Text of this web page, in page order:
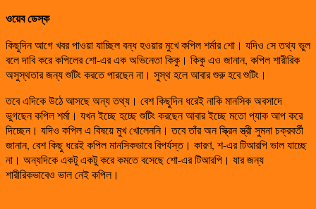
ওয়েব ডেস্ক
কিছুদিন আগে খবর পাওয়া যাচ্ছিল বন্ধ হওয়ার মুখে কপিল শর্মার শো। যদিও সে তথ্য ভুল
বলে দাবি করে কপিলের শো-এর এক অভিনেতা কিকু। কিকু এও জানান, কপিল শারীরিক
অসুস্থতার জন্য শুটিং করতে পারছেন না। সুস্থ হলে আবার শুরু হবে শুটিং।
তবে এদিকে উঠে আসছে অন্য তথ্য। বেশ কিছুদিন ধরেই নাকি মানসিক অবসাদে
ভুগছেন কপিল শর্মা। যখন ইচ্ছে হচ্ছে শুটিং করছেন আবার ইচ্ছে মতো প্যাক আপ করে
দিচ্ছেন। যদিও কপিল এ বিষয়ে মুখ খোলেননি। তবে তাঁর অন স্ক্রিন স্ত্রী সুমনা চক্রবর্তী
জানান, বেশ কিছু ধরেই কপিল মানসিকভাবে বিপর্যস্ত। কারণ, শ-এর টিআরপি ভাল যাচ্ছে
না। অন্যদিকে একটু একটু করে কমতে বসেছে শো-এর টিআরপি। যার জন্য
শারীরিকভাবেও ভাল নেই কপিল।